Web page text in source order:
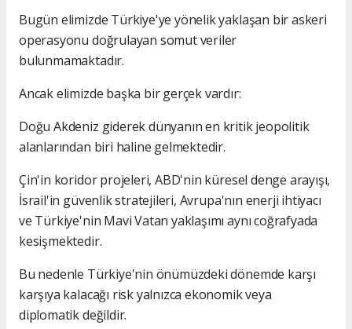
Bugün elimizde Türkiye'ye yönelik yaklaşan bir askeri
operasyonu doğrulayan somut veriler
bulunmamaktadır.
Ancak elimizde başka bir gerçek vardır:
Doğu Akdeniz giderek dünyanın en kritik jeopolitik
alanlarından biri haline gelmektedir.
Çin'in koridor projeleri, ABD'nin küresel denge arayışı,
İsrail'in güvenlik stratejileri, Avrupa'nın enerji ihtiyacı
ve Türkiye'nin Mavi Vatan yaklaşımı aynı coğrafyada
kesişmektedir.
Bu nedenle Türkiye'nin önümüzdeki dönemde karşı
karşıya kalacağı risk yalnızca ekonomik veya
diplomatik değildir.